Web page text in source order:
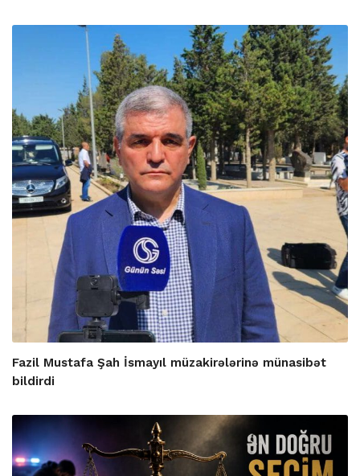
Fazil Mustafa Şah İsmayıl müzakirələrinə münasibət
bildirdi